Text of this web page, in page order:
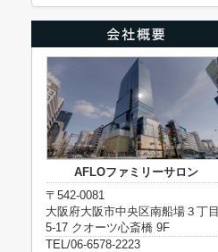
AFLOファミリーサロン
〒542-0081
大阪府大阪市中央区南船場３丁目
5-17 クオーツ心斎橋 9F
TEL/06-6578-2223